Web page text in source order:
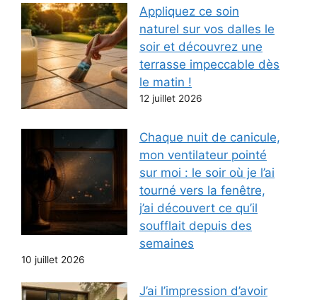
Appliquez ce soin
naturel sur vos dalles le
soir et découvrez une
terrasse impeccable dès
le matin !
12 juillet 2026
Chaque nuit de canicule,
mon ventilateur pointé
sur moi : le soir où je l’ai
tourné vers la fenêtre,
j’ai découvert ce qu’il
soufflait depuis des
semaines
10 juillet 2026
J’ai l’impression d’avoir